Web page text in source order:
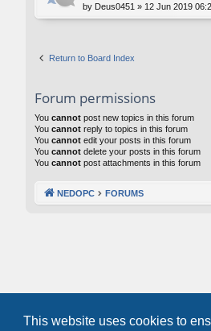
This website uses cookies to
by Deus0451 » 12 Jun 2019
Return to Board Index
Forum permissions
You cannot post new topics in this forum
You cannot reply to topics in this forum
You cannot edit your posts in this forum
You cannot delete your posts in this forum
You cannot post attachments in this forum
NEDOPC FORUMS